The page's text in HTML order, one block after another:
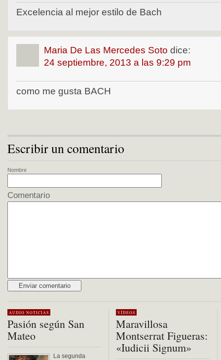
Excelencia al mejor estilo de Bach
Maria De Las Mercedes Soto dice:
24 septiembre, 2013 a las 9:29 pm
como me gusta BACH
Escribir un comentario
Nombre
Comentario
AUDIO NOTICIAS
Pasión según San
Mateo
La segunda
VÍDEOS
Maravillosa
Montserrat Figueras:
«Iudicii Signum»